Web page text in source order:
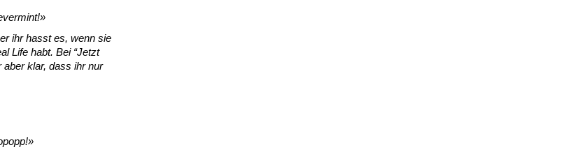
ihr hasst es, wenn sie
Life habt. Bei “Jetzt
klar, dass ihr nur